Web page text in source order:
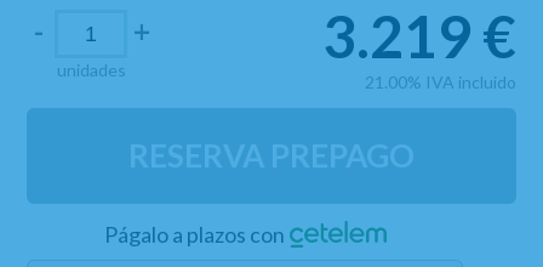
-
unidades
+ 3.219€
21.00% IVA incluido
RESERVA PREPAGO
Págalo a plazos con